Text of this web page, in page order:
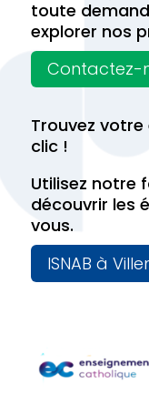
toute
explorer nos
Contactez-
Trouvez
clic !
Utilisez notre
découvrir les
vous.
ISNAB à